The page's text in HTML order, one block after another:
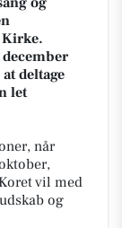
deltage
let
når
vil med
og